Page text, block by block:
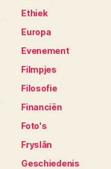
Ethiek
Europa
Evenement
Filmpjes
Filosofie
Financiën
Foto's
Fryslân
Geschiedenis